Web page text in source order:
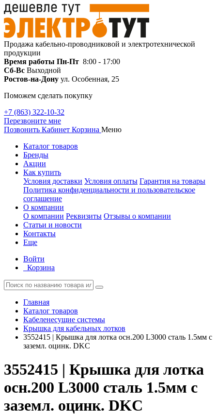
Продажа кабельно-проводниковой и электротехнической
продукции
Время работы Пн-Пт 8:00 - 17:00
Сб-Вс Выходной
Ростов-на-Дону ул. Особенная, 25
Поможем сделать покупку
+7 (863) 322-10-32
Перезвоните мне
Позвонить Кабинет Корзина Меню
Каталог товаров
Бренды
Акции
Как купить
Условия доставки Условия оплаты Гарантия на товары
Политика конфиденциальности и пользовательское
соглашение
О компании
О компании Реквизиты Отзывы о компании
Статьи и новости
Контакты
Еще
Войти
Корзина
Главная
Каталог товаров
Кабеленесущие системы
Крышка для кабельных лотков
3552415 | Крышка для лотка осн.200 L3000 сталь 1.5мм с
заземл. оцинк. DKC
3552415 | Крышка для лотка
осн.200 L3000 сталь 1.5мм с
заземл. оцинк. DKC